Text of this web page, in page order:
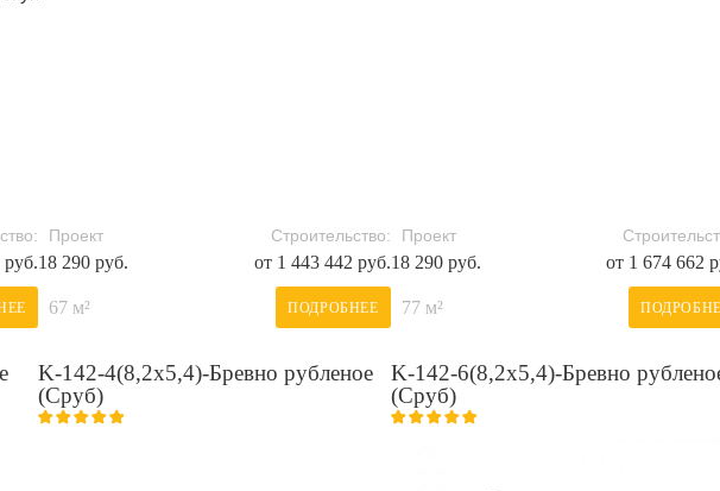
руб.
Проект
18 290 руб.
Строительство:
от 1 443 442 руб.
67 м² ПОДРОБНЕЕ
Проект
18 290 руб. от 1 674 662
77 м²
K-142-4(8,2х5,4)-Бревно рубленое
(Сруб)
K-142-6(8,2х5,4)-Бревно
(Сруб)